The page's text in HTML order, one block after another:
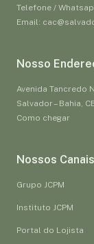
Telefone /
Email:
Nosso
Avenida Tancredo
Salvador – Bahia,
Como chegar
Nossos Canais
Grupo JCPM
Instituto JCPM
Portal do Lojista